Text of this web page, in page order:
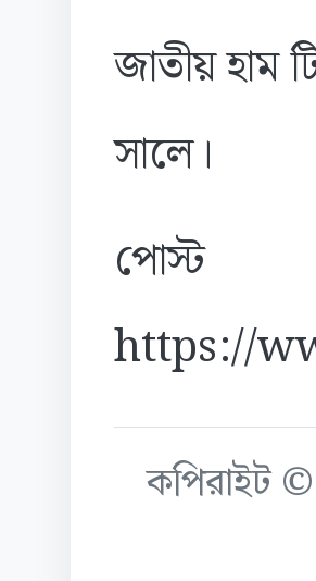
জাতীয় হাম
সালে।
https://
কপিরাইট